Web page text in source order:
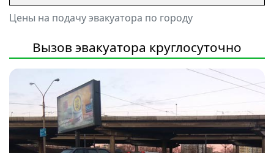
Цены на подачу эвакуатора по городу
Вызов эвакуатора круглосуточно